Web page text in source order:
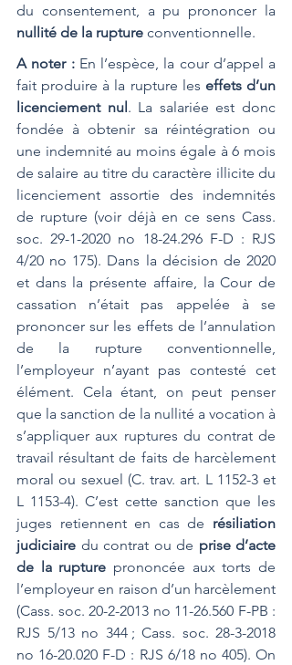
nullité de la rupture conventionnelle.
A noter : En l’espèce, la cour d’appel a
fait produire à la rupture les effets d’un
licenciement nul. La salariée est donc
fondée à obtenir sa réintégration ou
une indemnité au moins égale à 6 mois
de salaire au titre du caractère illicite du
licenciement assortie des indemnités
de rupture (voir déjà en ce sens Cass.
soc. 29-1-2020 no 18-24.296 F-D : RJS
4/20 no 175). Dans la décision de 2020
et dans la présente affaire, la Cour de
cassation n’était pas appelée à se
prononcer sur les effets de l’annulation
de la rupture conventionnelle,
l’employeur n’ayant pas contesté cet
élément. Cela étant, on peut penser
que la sanction de la nullité a vocation à
s’appliquer aux ruptures du contrat de
travail résultant de faits de harcèlement
moral ou sexuel (C. trav. art. L 1152-3 et
L 1153-4). C’est cette sanction que les
juges retiennent en cas de résiliation
judiciaire du contrat ou de prise d’acte
de la rupture prononcée aux torts de
l’employeur en raison d’un harcèlement
(Cass. soc. 20-2-2013 no 11-26.560 F-PB :
RJS 5/13 no 344 ; Cass. soc. 28-3-2018
no 16-20.020 F-D : RJS 6/18 no 405). On